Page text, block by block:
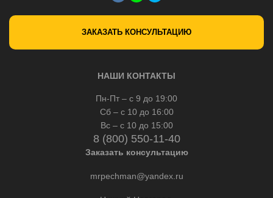
ЗАКАЗАТЬ КОНСУЛЬТАЦИЮ
НАШИ КОНТАКТЫ
Пн-Пт – с 9 до 19:00
Сб – с 10 до 16:00
Вс – с 10 до 15:00
8 (800) 550-11-40
Заказать консультацию
mrpechman@yandex.ru